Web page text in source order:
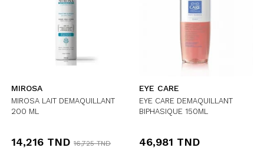
MIROSA
MIROSA LAIT DEMAQUILLANT
200 ML
14,216 TND 16,725 TND
EYE CARE
EYE CARE DEMAQUILLANT
BIPHASIQUE 150ML
46,981 TND